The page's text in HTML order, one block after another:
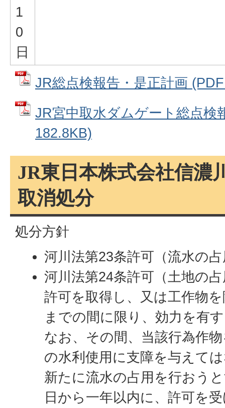
1
0
日
JR総点検報告・是正計画
JR宮中取水ダムゲート総点検
182.8KB)
JR東日本株式会社信濃
取消処分
処分方針
河川法第23条許可（流水の
河川法第24条許可（土地の
許可を取得し、又は工作物
までの間に限り、効力を有
なお、その間、当該行為作
の水利使用に支障を与えて
新たに流水の占用を行おう
日から一年以内に、許可を